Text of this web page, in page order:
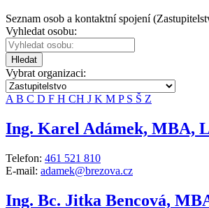
Seznam osob a kontaktní spojení
Vyhledat osobu:
Hledat
Vybrat organizaci:
A B C D F H CH J K M P S Š Z
Ing. Karel Adámek, MBA,
Telefon: 461 521 810
E-mail: adamek@brezova.cz
Ing. Bc. Jitka Bencová,